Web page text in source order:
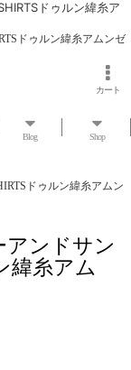
ドゥルン緯糸ア
ドゥルン緯糸アムンゼ
カート
Blog Shop
ドゥルン緯糸アムン
アンドサン
緯糸アム